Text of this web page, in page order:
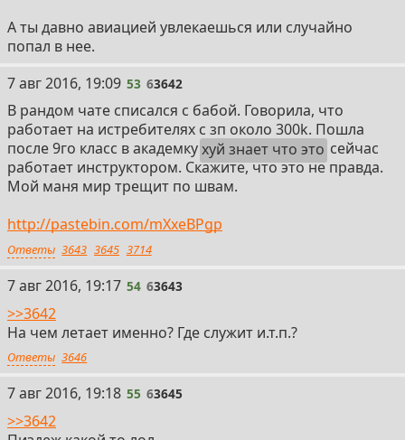
А ты давно авиацией увлекаешься или случайно
попал в нее.
53
7 авг 2016, 19:09 53 63642
В рандом чате списался с бабой. Говорила, что
работает на истребителях с зп около 300k. Пошла
после 9го класс в академкухуй знает что это сейчас
работает инструктором. Скажите, что это не правда.
Мой маня мир трещит по швам.
http://pastebin.com/mXxeBPgp
Ответы 3643 3645 3714
54
7 авг 2016, 19:17 54 63643
>>3642
На чем летает именно? Где служит и.т.п.?
Ответы 3646
55
7 авг 2016, 19:18 55 63645
>>3642